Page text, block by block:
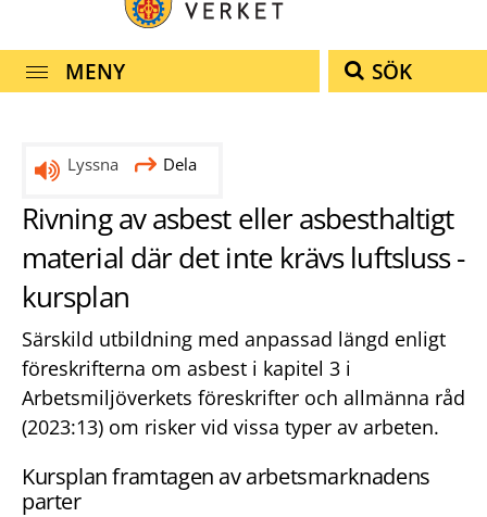
MENY SÖK
Lyssna Dela
Rivning av asbest eller asbesthaltigt
material där det inte krävs luftsluss -
kursplan
Särskild utbildning med anpassad längd enligt
föreskrifterna om asbest i kapitel 3 i
Arbetsmiljöverkets föreskrifter och allmänna råd
(2023:13) om risker vid vissa typer av arbeten.
Kursplan framtagen av arbetsmarknadens
parter